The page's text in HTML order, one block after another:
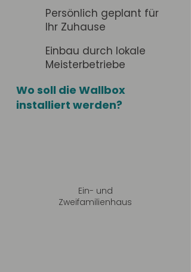
Persönlich geplant für
Ihr Zuhause
Einbau durch lokale
Meisterbetriebe
Wo soll die Wallbox
installiert werden?
Ein- und
Zweifamilienhaus